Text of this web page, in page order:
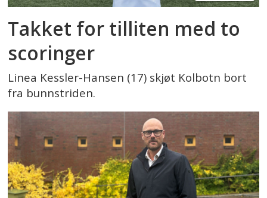
Takket for tilliten med to
scoringer
Linea Kessler-Hansen (17) skjøt Kolbotn bort
fra bunnstriden.